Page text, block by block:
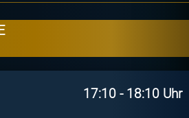
17:10 - 18:10 Uhr